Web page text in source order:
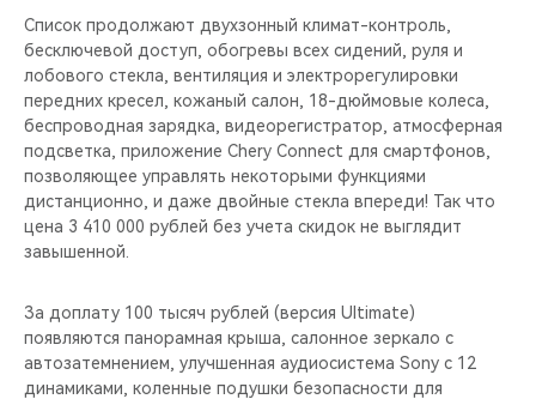
Список продолжают двухзонный климат-контроль,
бесключевой доступ, обогревы всех сидений, руля и
лобового стекла, вентиляция и электрорегулировки
передних кресел, кожаный салон, 18-дюймовые колеса,
беспроводная зарядка, видеорегистратор, атмосферная
подсветка, приложение Chery Connect для смартфонов,
позволяющее управлять некоторыми функциями
дистанционно, и даже двойные стекла впереди! Так что
цена 3 410 000 рублей без учета скидок не выглядит
завышенной.
За доплату 100 тысяч рублей (версия Ultimate)
появляются панорамная крыша, салонное зеркало с
автозатемнением, улучшенная аудиосистема Sony с 12
динамиками, коленные подушки безопасности для